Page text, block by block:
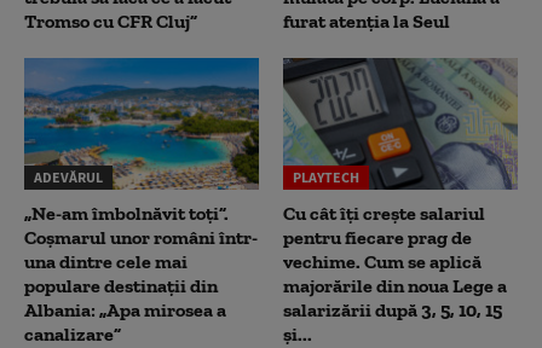
Tromso cu CFR Cluj”
furat atenția la Seul
ADEVĂRUL
„Ne-am îmbolnăvit toți”.
Coșmarul unor români într-
una dintre cele mai
populare destinații din
Albania: „Apa mirosea a
canalizare”
PLAYTECH
Cu cât îți crește salariul
pentru fiecare prag de
vechime. Cum se aplică
majorările din noua Lege a
salarizării după 3, 5, 10, 15
și...